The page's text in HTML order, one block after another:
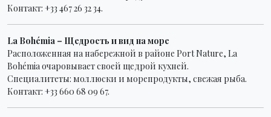
Контакт: +33 467 26 32 34.
La Bohémia – Щедрость и вид на море
Расположенная на набережной в районе Port Nature, La
Bohémia очаровывает своей щедрой кухней.
Специалитеты: моллюски и морепродукты, свежая рыба.
Контакт: +33 660 68 09 67.